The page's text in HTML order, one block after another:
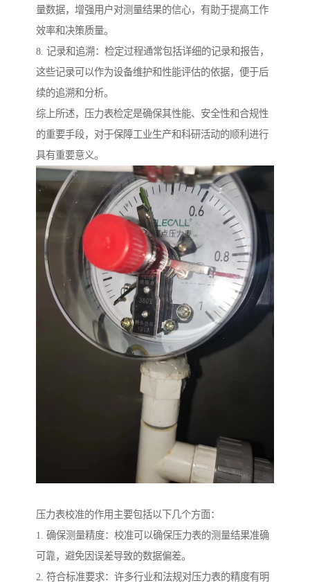
量数据，增强用户对测量结果的信心，有助于提高工作
效率和决策质量。
8. 记录和追溯：检定过程通常包括详细的记录和报告，
这些记录可以作为设备维护和性能评估的依据，便于后
续的追溯和分析。
综上所述，压力表检定是确保其性能、安全性和合规性
的重要手段，对于保障工业生产和科研活动的顺利进行
具有重要意义。
压力表校准的作用主要包括以下几个方面：
1. 确保测量精度：校准可以确保压力表的测量结果准确
可靠，避免因误差导致的数据偏差。
2. 符合标准要求：许多行业和法规对压力表的精度有明